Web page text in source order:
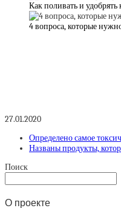
Как поливать и
4 вопроса, которые
27.01.2020
Определено самое
Названы продукты,
Поиск
О проекте